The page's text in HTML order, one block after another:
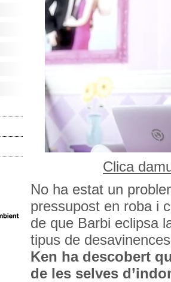
Clica
No ha estat un
pressupost en roba i
de que Barbi eclipsa
tipus de
Ken ha descobert
de les selves